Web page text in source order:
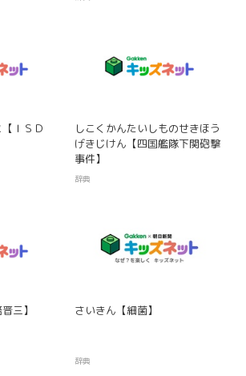
ＩＳＤ
しこくかんたいしものせきほう
げきじけん【四国艦隊下関砲撃
事件】
辞典
三】 さいきん【細菌】
辞典